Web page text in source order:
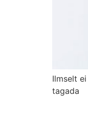
Ilmselt
tagada